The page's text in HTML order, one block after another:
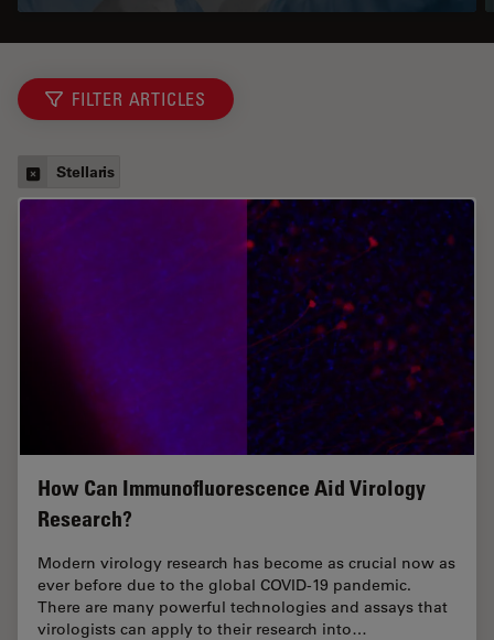
FILTER ARTICLES
Stellaris
How Can Immunofluorescence Aid Virology
Research?
Modern virology research has become as crucial now as
ever before due to the global COVID-19 pandemic.
There are many powerful technologies and assays that
virologists can apply to their research into…